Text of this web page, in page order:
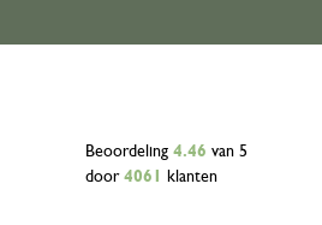
Beoordeling 4.46 van 5
door 4061 klanten